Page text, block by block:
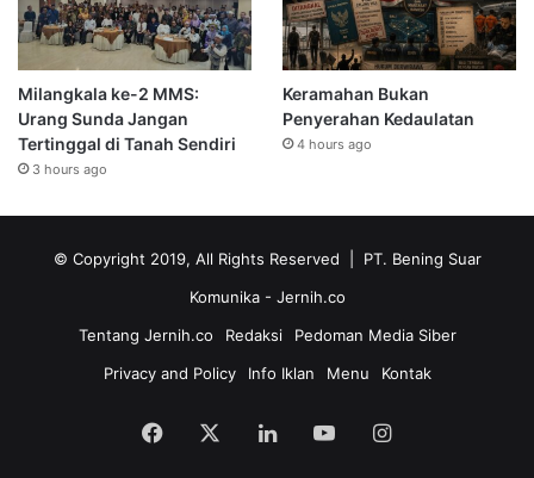
Milangkala ke-2 MMS:
Urang Sunda Jangan
Tertinggal di Tanah Sendiri
3 hours ago
Keramahan Bukan
Penyerahan Kedaulatan
4 hours ago
© Copyright 2019, All Rights Reserved | PT. Bening Suar
Komunika - Jernih.co
Tentang Jernih.co
Redaksi
Pedoman Media Siber
Privacy and Policy
Info Iklan Menu Kontak
Facebook LinkedInYouTubeInstagram